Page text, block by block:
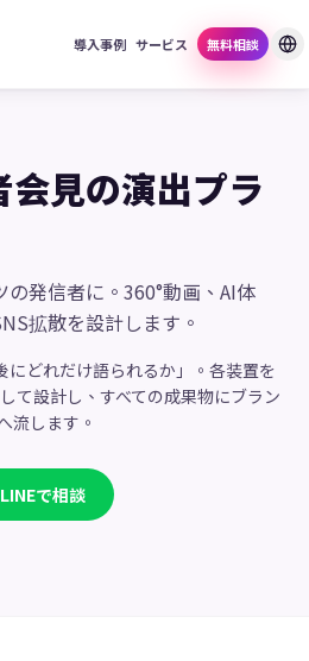
導入事例 サービス 無料相談
見の演出プラ
発信者に。360°動画、AI体
拡散を設計します。
にどれだけ語られるか」。各装置を
て設計し、すべての成果物にブラン
流します。
LINEで相談